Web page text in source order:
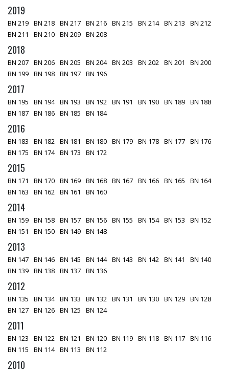
2019
BN 219 BN 218 BN 217 BN 216 BN 215 BN 214 BN 213
BN 212
BN 211
BN 210 BN 209 BN 208
2018
BN 207 BN 206 BN 205 BN 204 BN 203 BN 202 BN 201
BN 200
BN 199 BN 198 BN 197 BN 196
2017
BN 195 BN 194 BN 193 BN 192 BN 191 BN 190 BN 189 BN 188
BN 187 BN 186 BN 185 BN 184
2016
BN 183 BN 182 BN 181 BN 180 BN 179 BN 178 BN 177 BN 176
BN 175
BN 174 BN 173 BN 172
2015
BN 171 BN 170 BN 169 BN 168 BN 167 BN 166 BN 165
BN 164
BN 163
BN 162 BN 161 BN 160
2014
BN 159 BN 158 BN 157 BN 156 BN 155 BN 154 BN 153
BN 152
BN 151
BN 150 BN 149 BN 148
2013
BN 147 BN 146 BN 145 BN 144 BN 143 BN 142 BN 141
BN 140
BN 139 BN 138 BN 137 BN 136
2012
BN 135 BN 134 BN 133 BN 132 BN 131 BN 130 BN 129 BN 128
BN 127 BN 126 BN 125 BN 124
2011
BN 123 BN 122 BN 121 BN 120 BN 119 BN 118 BN 117 BN 116
BN 115
BN 114 BN 113 BN 112
2010